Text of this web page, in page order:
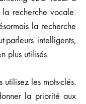
la recherche vocale.
la recherche
parleurs intelligents,
plus utilisés.
les mots-clés.
la priorité aux